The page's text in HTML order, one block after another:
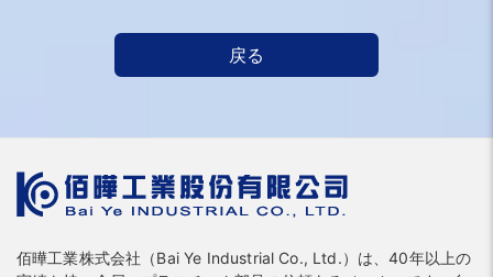
戻る
佰曄工業株式会社（Bai Ye Industrial Co., Ltd.）は、40年以上の